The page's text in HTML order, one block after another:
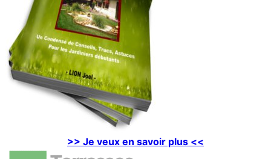
>> Je veux en savoir plus <<